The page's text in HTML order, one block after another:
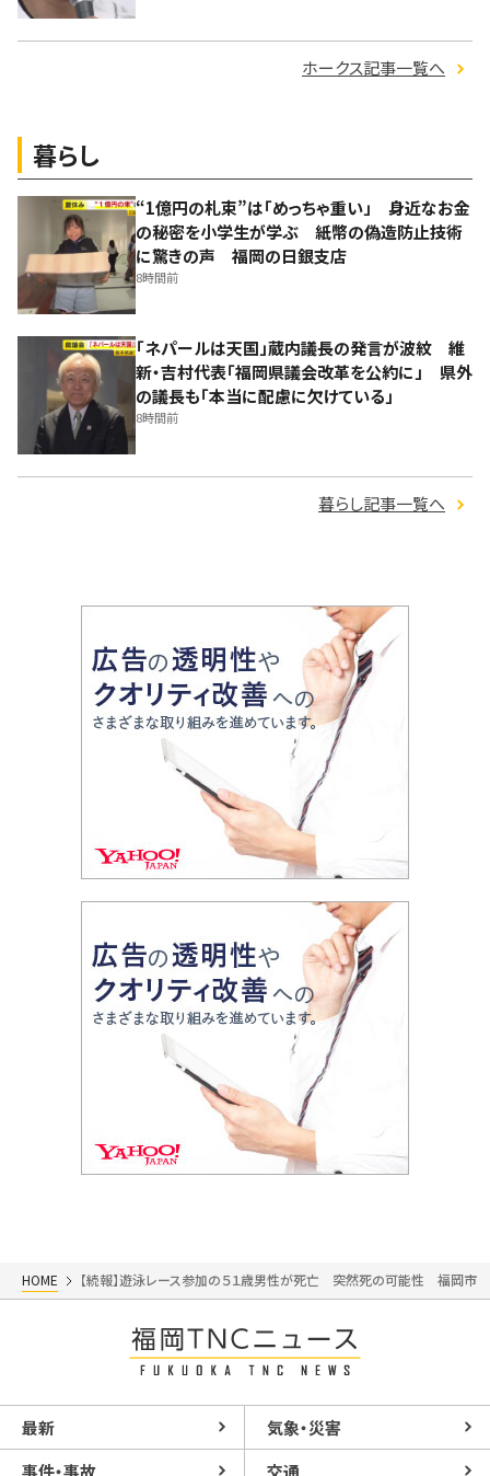
ホークス記事一覧へ
暮らし
“1億円の札束”は「めっちゃ重い」 身近なお金
の秘密を小学生が学ぶ 紙幣の偽造防止技術
に驚きの声 福岡の日銀支店
8時間前
「ネパールは天国」蔵内議長の発言が波紋 維
新・吉村代表「福岡県議会改革を公約に」 県外
の議長も「本当に配慮に欠けている」
8時間前
暮らし記事一覧へ
HOME 【続報】遊泳レース参加の５１歳男性が死亡 突然死の可能性 福岡市
最新
気象・災害
事件・事故
交通